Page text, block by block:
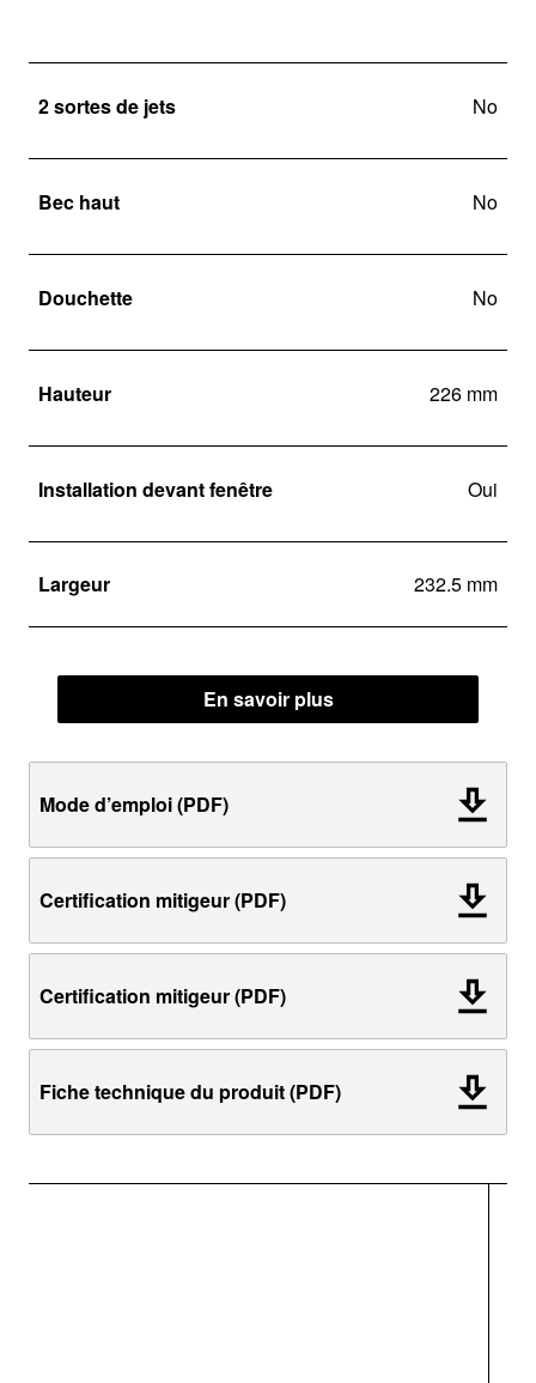
2 sortes de jets No
Bec haut No
Douchette No
Hauteur 226 mm
Installation devant fenêtre Oui
Largeur 232.5 mm
En savoir plus
Mode d’emploi (PDF)
Certification mitigeur (PDF)
Certification mitigeur (PDF)
Fiche technique du produit (PDF)